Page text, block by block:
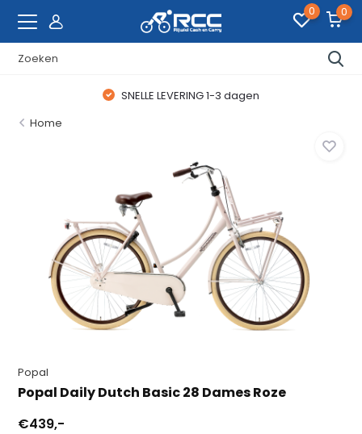
0 0
SNELLE LEVERING 1-3 dagen
Home
Popal
Popal Daily Dutch Basic 28 Dames Roze
€439,-